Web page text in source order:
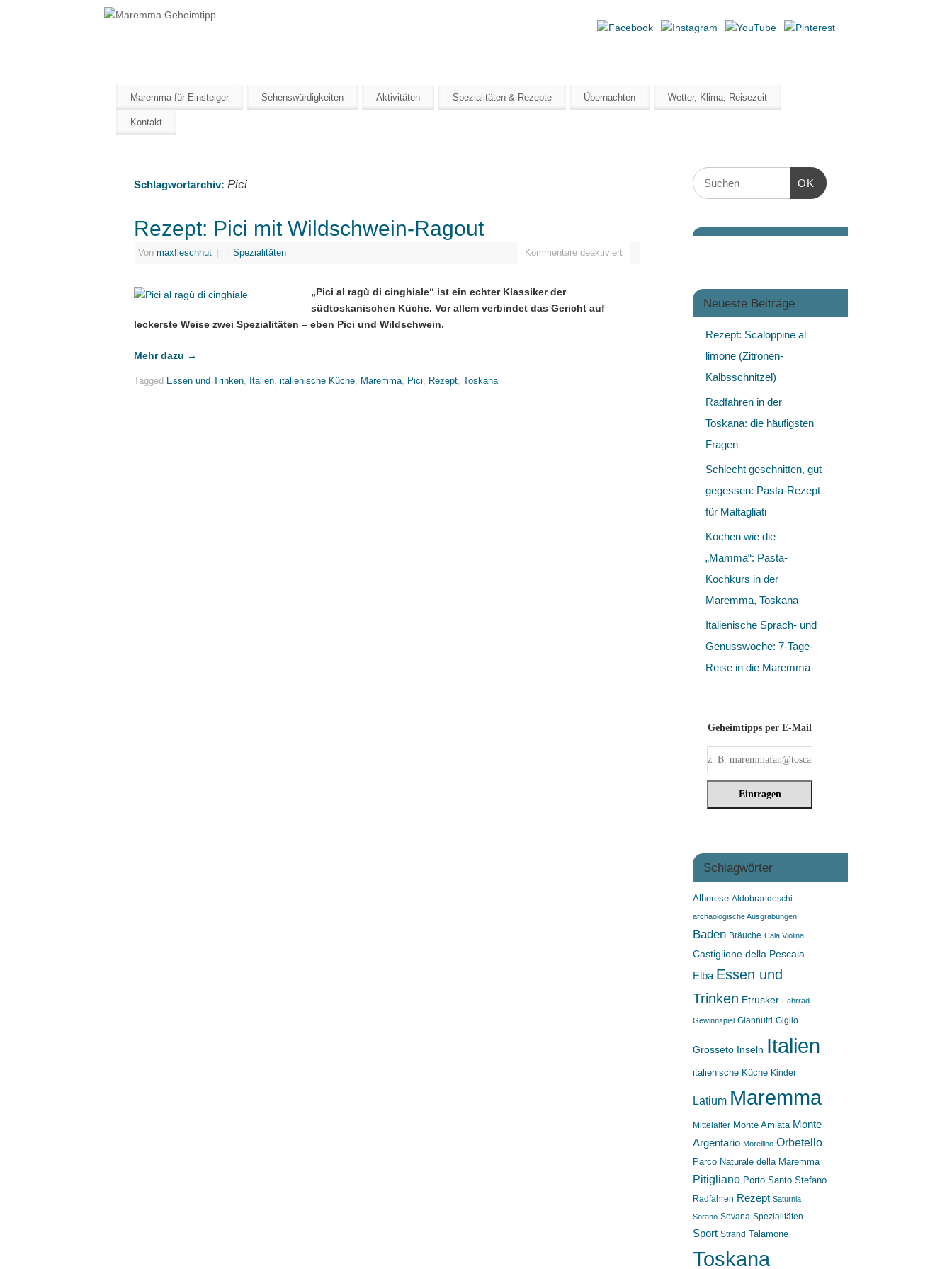
Maremma für Einsteiger Sehenswürdigkeiten Aktivitäten Spezialitäten & Rezepte Übernachten Wetter, Klima, Reisezeit
Kontakt
Schlagwortarchiv: Pici
Rezept: Pici mit Wildschwein-Ragout
Von maxfleschhut Spezialitäten Kommentare deaktiviert
„Pici al ragù di cinghiale“ ist ein echter Klassiker der
südtoskanischen Küche. Vor allem verbindet das Gericht auf
leckerste Weise zwei Spezialitäten – eben Pici und Wildschwein.
Mehr dazu →
Tagged Essen und Trinken Italien italienische Küche Maremma Pici Rezept Toskana
OK
Neueste Beiträge
Rezept: Scaloppine al
limone (Zitronen-
Kalbsschnitzel)
Radfahren in der
Toskana: die häufigsten
Fragen
Schlecht geschnitten, gut
gegessen: Pasta-Rezept
für Maltagliati
Kochen wie die
„Mamma“: Pasta-
Kochkurs in der
Maremma, Toskana
Italienische Sprach- und
Genusswoche: 7-Tage-
Reise in die Maremma
Geheimtipps per E-Mail
Schlagwörter
Alberese Aldobrandeschi
archäologische Ausgrabungen
Baden Bräuche Cala Violina
Castiglione della Pescaia
Elba Essen und
Trinken Etrusker Fahrrad
Gewinnspiel Giannutri Giglio
Grosseto Inseln Italien
italienische Küche Kinder
Latium Maremma
Mittelalter Monte Amiata Monte
Argentario Morellino Orbetello
Parco Naturale della Maremma
Pitigliano Porto Santo Stefano
Radfahren Rezept Saturnia
Sorano Sovana Spezialitäten
Sport Strand Talamone
Toskana